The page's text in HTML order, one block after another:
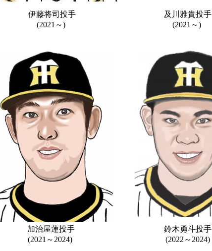
伊藤将司投手
(2021～)
及川雅貴投手
(2021～)
加治屋蓮投手
(2021～2024)
鈴木勇斗投手
(2022～2024)